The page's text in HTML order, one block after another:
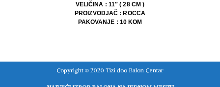
VELIČINA : 11″ ( 28 CM )
PROIZVODJAČ : ROCCA
PAKOVANJE : 10 KOM
Copyright © 2020 Tizi doo Balon Centar